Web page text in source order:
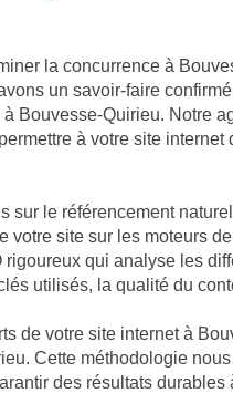
la concurrence à
un savoir-faire
Bouvesse-Quirieu. Notre
à votre site
sur le référencement
site sur les moteurs
qui analyse les
utilisés, la qualité du
de votre site internet à
Cette méthodologie
des résultats durables